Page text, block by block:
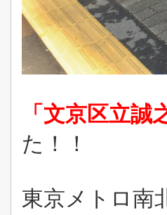
「文京区立誠
た！！
東京メトロ南